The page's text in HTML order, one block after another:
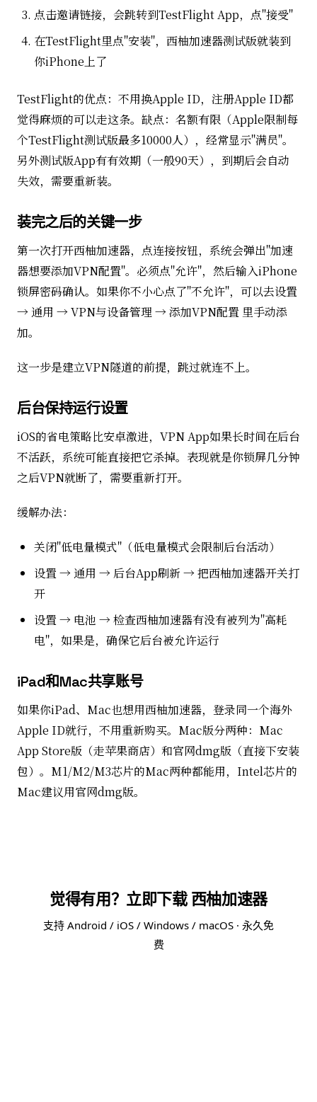
点击邀请链接，会跳转到TestFlight App，点"接受"
在TestFlight里点"安装"，西柚加速器测试版就装到
你iPhone上了
TestFlight的优点：不用换Apple ID，注册Apple ID都
觉得麻烦的可以走这条。缺点：名额有限（Apple限制每
个TestFlight测试版最多10000人），经常显示"满员"。
另外测试版App有有效期（一般90天），到期后会自动
失效，需要重新装。
装完之后的关键一步
第一次打开西柚加速器，点连接按钮，系统会弹出"加速
器想要添加VPN配置"。必须点"允许"，然后输入iPhone
锁屏密码确认。如果你不小心点了"不允许"，可以去设置
→ 通用 → VPN与设备管理 → 添加VPN配置 里手动添
加。
这一步是建立VPN隧道的前提，跳过就连不上。
后台保持运行设置
iOS的省电策略比安卓激进，VPN App如果长时间在后台
不活跃，系统可能直接把它杀掉。表现就是你锁屏几分钟
之后VPN就断了，需要重新打开。
缓解办法：
关闭"低电量模式"（低电量模式会限制后台活动）
设置 → 通用 → 后台App刷新 → 把西柚加速器开关打
开
设置 → 电池 → 检查西柚加速器有没有被列为"高耗
电"，如果是，确保它后台被允许运行
iPad和Mac共享账号
如果你iPad、Mac也想用西柚加速器，登录同一个海外
Apple ID就行，不用重新购买。Mac版分两种：Mac
App Store版（走苹果商店）和官网dmg版（直接下安装
包）。M1/M2/M3芯片的Mac两种都能用，Intel芯片的
Mac建议用官网dmg版。
觉得有用？立即下载 西柚加速器
支持 Android / iOS / Windows / macOS · 永久免
费